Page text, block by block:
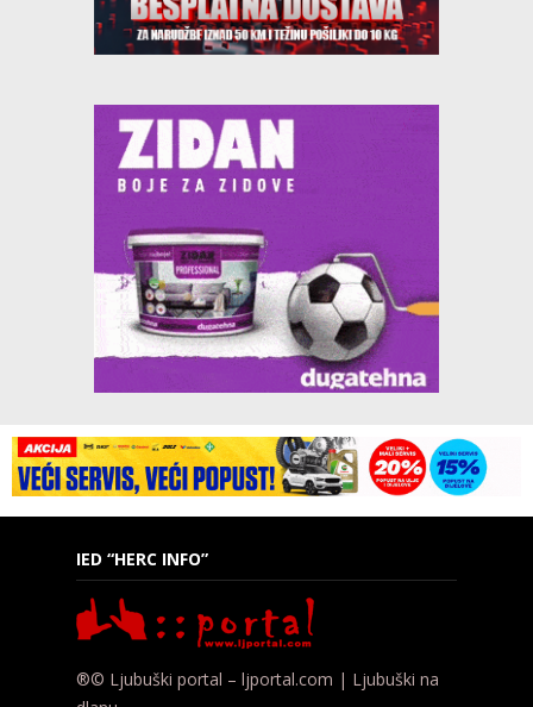
IED “HERC INFO”
®© Ljubuški portal – ljportal.com | Ljubuški na